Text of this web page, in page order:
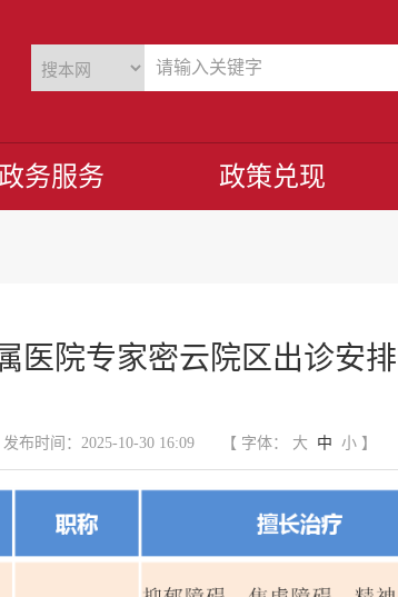
务服务 政策兑现
院专家密云院区出诊安排
发布时间：2025-10-30 16:09 【 字体： 大 中 小】